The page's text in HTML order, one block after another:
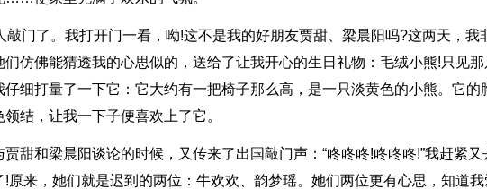
敲门了。我打开门一看，呦!这不是我的好朋友贾甜、梁晨阳吗?这两天，我
仿佛能猜透我的心思似的，送给了让我开心的生日礼物：毛绒小熊!只见那
细打量了一下它：它大约有一把椅子那么高，是一只淡黄色的小熊。它的
结，让我一下子便喜欢上了它。
甜和梁晨阳谈论的时候，又传来了出国敲门声：“咚咚咚!咚咚咚!”我赶紧又
原来，她们就是迟到的两位：牛欢欢、韵梦瑶。她们两位更有心思，知道我